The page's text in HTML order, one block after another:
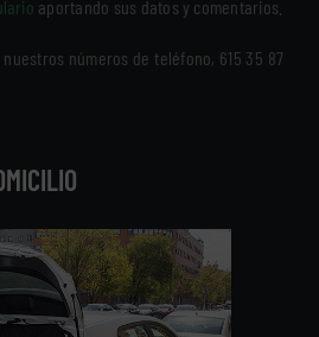
aportando sus datos y comentarios.
números de teléfono, 615 35 87